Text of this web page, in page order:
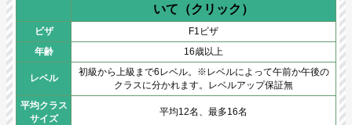
いて（クリック）
ビザ
F1ビザ
年齢
16歳以上
レベル
初級から上級まで6レベル。※レベルによって午前か午後の
クラスに分かれます。レベルアップ保証無
平均クラス
サイズ
平均12名、最多16名